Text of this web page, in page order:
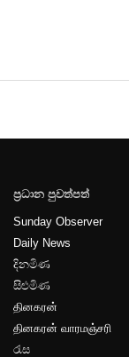
ප්‍රධාන පුවත්පත්
Sunday Observer
Daily News
දිනමිණ
සිළුමිණ
தினகரன்
தினகரன் வாரமஞ்சரி
රැස